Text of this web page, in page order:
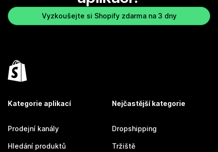
Vyzkoušejte si Shopify zdarma na 3 dny
Kategorie aplikací
Prodejní kanály
Hledání produktů
Nejčastější kategorie
Dropshipping
Tržiště